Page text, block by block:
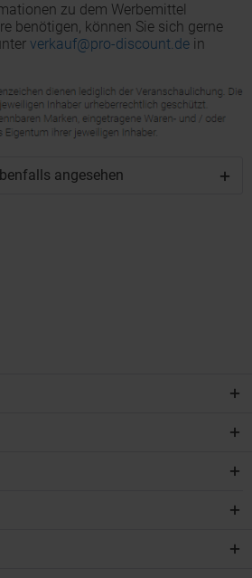
zu dem Werbemittel
benötigen, können Sie sich gerne
verkauf@pro-discount.de in
angesehen